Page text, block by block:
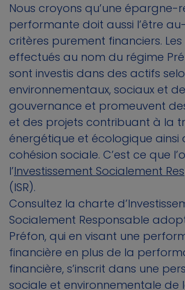
Nous croyons qu’une épargne-
performante doit aussi l’être
critères purement financiers.
effectués au nom du régime
sont investis dans des actifs
environnementaux, sociaux et de
gouvernance et promeuvent
et des projets contribuant à la
énergétique et écologique ainsi
cohésion sociale. C’est ce que
l’Investissement Socialement
(ISR).
Consultez la charte
Socialement Responsable
Préfon, qui en visant une
financière en plus de la
financière, s’inscrit dans une
sociale et environnementale de